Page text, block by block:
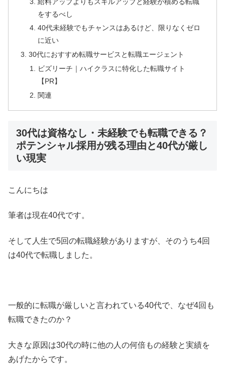
をするべし
40代未経験でもチャンスはあるけど、限りなくゼロ
に近い
30代におすすめ転職サービスと転職エージェント
ビズリーチ｜ハイクラスに特化した転職サイト
【PR】
関連
30代は資格なし・未経験でも転職できる？
ポテンシャル採用が残る理由と40代が厳し
い現実
こんにちは
筆者は現在40代です。
そして人生で5回の転職経験がありますが、そのうち4回
は40代で転職しました。
一般的に転職が厳しいと言われている40代で、なぜ4回も
転職できたのか？
大きな原因は30代の時に他の人の何倍もの経験と実績を
あげたからです。